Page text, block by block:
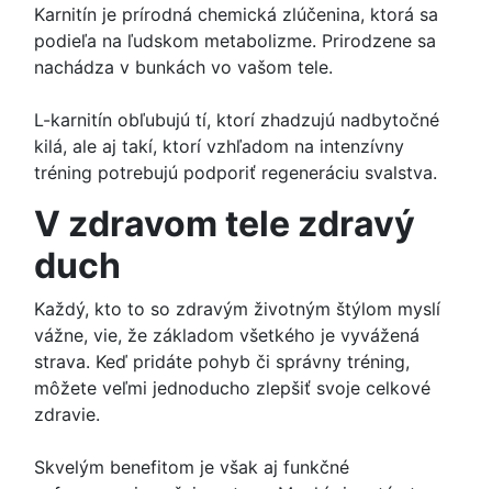
Karnitín je prírodná chemická zlúčenina, ktorá sa
podieľa na ľudskom metabolizme. Prirodzene sa
nachádza v bunkách vo vašom tele.
L-karnitín obľubujú tí, ktorí zhadzujú nadbytočné
kilá, ale aj takí, ktorí vzhľadom na intenzívny
tréning potrebujú podporiť regeneráciu svalstva.
V zdravom tele zdravý
duch
Každý, kto to so zdravým životným štýlom myslí
vážne, vie, že základom všetkého je vyvážená
strava. Keď pridáte pohyb či správny tréning,
môžete veľmi jednoducho zlepšiť svoje celkové
zdravie.
Skvelým benefitom je však aj funkčné